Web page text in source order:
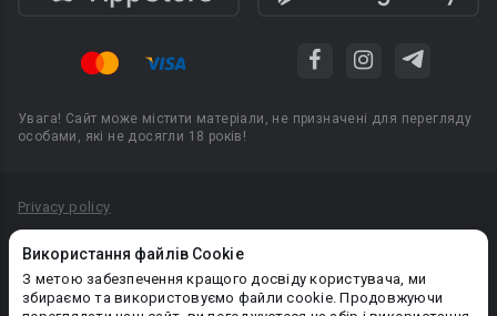
Використання файлів Cookie
З метою забезпечення кращого досвіду користувача, ми
збираємо та використовуємо файли cookie. Продовжуючи
Увага! Сайт може містити матеріали, не призначені для перегляду
особами, які не досягли 18 років!
Privacy policy
Політика конфіденційності